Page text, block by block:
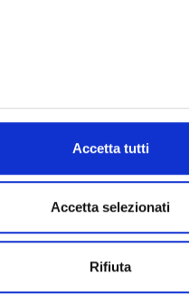
Accetta tutti
Accetta selezionati
Rifiuta
Dott.ssa Anna Maria
Medico oculista